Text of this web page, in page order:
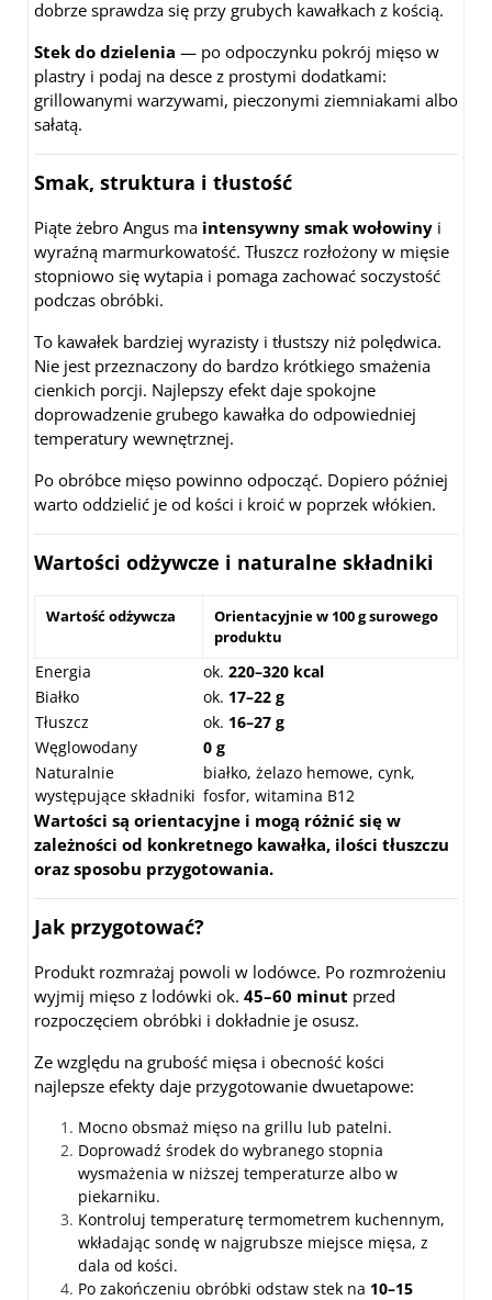
dobrze sprawdza się przy grubych kawałkach z kością.
Stek do dzielenia — po odpoczynku pokrój mięso w
plastry i podaj na desce z prostymi dodatkami:
grillowanymi warzywami, pieczonymi ziemniakami albo
sałatą.
Smak, struktura i tłustość
Piąte żebro Angus ma intensywny smak wołowiny i
wyraźną marmurkowatość. Tłuszcz rozłożony w mięsie
stopniowo się wytapia i pomaga zachować soczystość
podczas obróbki.
To kawałek bardziej wyrazisty i tłustszy niż polędwica.
Nie jest przeznaczony do bardzo krótkiego smażenia
cienkich porcji. Najlepszy efekt daje spokojne
doprowadzenie grubego kawałka do odpowiedniej
temperatury wewnętrznej.
Po obróbce mięso powinno odpocząć. Dopiero później
warto oddzielić je od kości i kroić w poprzek włókien.
Wartości odżywcze i naturalne składniki
Wartość odżywcza
Orientacyjnie w 100 g surowego
produktu
Energia ok. 220–320 kcal
Białko
ok. 17–22 g
Tłuszcz
ok. 16–27 g
Węglowodany
0 g
Naturalnie
występujące składniki
białko, żelazo hemowe, cynk,
fosfor, witamina B12
Wartości są orientacyjne i mogą różnić się w
zależności od konkretnego kawałka, ilości tłuszczu
oraz sposobu przygotowania.
Jak przygotować?
Produkt rozmrażaj powoli w lodówce. Po rozmrożeniu
wyjmij mięso z lodówki ok. 45–60 minut przed
rozpoczęciem obróbki i dokładnie je osusz.
Ze względu na grubość mięsa i obecność kości
najlepsze efekty daje przygotowanie dwuetapowe:
Mocno obsmaż mięso na grillu lub patelni.
Doprowadź środek do wybranego stopnia
wysmażenia w niższej temperaturze albo w
piekarniku.
Kontroluj temperaturę termometrem kuchennym,
wkładając sondę w najgrubsze miejsce mięsa, z
dala od kości.
Po zakończeniu obróbki odstaw stek na 10–15